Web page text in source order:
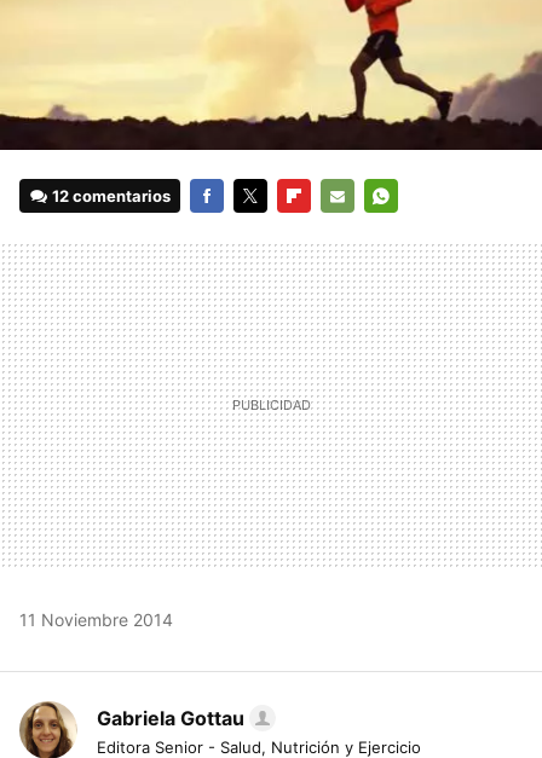
12 comentarios
MAIL
11 Noviembre 2014
Gabriela Gottau
Editora Senior - Salud, Nutrición y Ejercicio